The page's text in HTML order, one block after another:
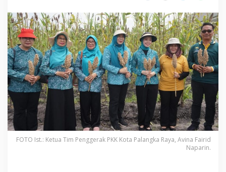
FOTO Ist.: Ketua Tim Penggerak PKK Kota Palangka Raya, Avina Fairid
Naparin.